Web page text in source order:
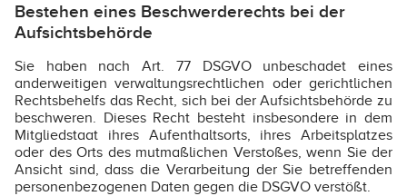
Bestehen eines Beschwerderechts bei der
Aufsichtsbehörde
Sie haben nach Art. 77 DSGVO unbeschadet eines
anderweitigen verwaltungsrechtlichen oder gerichtlichen
Rechtsbehelfs das Recht, sich bei der Aufsichtsbehörde zu
beschweren. Dieses Recht besteht insbesondere in dem
Mitgliedstaat ihres Aufenthaltsorts, ihres Arbeitsplatzes
oder des Orts des mutmaßlichen Verstoßes, wenn Sie der
Ansicht sind, dass die Verarbeitung der Sie betreffenden
personenbezogenen Daten gegen die DSGVO verstößt.